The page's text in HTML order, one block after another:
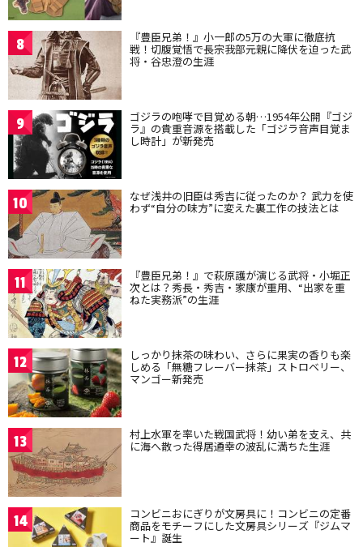
8 『豊臣兄弟！』小一郎の5万の大軍に徹底抗
戦！切腹覚悟で長宗我部元親に降伏を迫った武
将・谷忠澄の生涯
9 ゴジラの咆哮で目覚める朝…1954年公開『ゴジ
ラ』の貴重音源を搭載した「ゴジラ音声目覚ま
し時計」が新発売
10 なぜ浅井の旧臣は秀吉に従ったのか？ 武力を使
わず“自分の味方”に変えた裏工作の技法とは
11 『豊臣兄弟！』で萩原護が演じる武将・小堀正
次とは？秀長・秀吉・家康が重用、“出家を重
ねた実務派”の生涯
12 しっかり抹茶の味わい、さらに果実の香りも楽
しめる「無糖フレーバー抹茶」ストロベリー、
マンゴー新発売
13 村上水軍を率いた戦国武将！幼い弟を支え、共
に海へ散った得居通幸の波乱に満ちた生涯
14 コンビニおにぎりが文房具に！コンビニの定番
商品をモチーフにした文房具シリーズ『ジムマ
ート』誕生